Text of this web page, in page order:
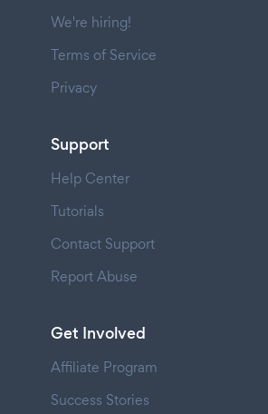
We're hiring!
Terms of Service
Privacy
Support
Help Center
Tutorials
Contact Support
Report Abuse
Get Involved
Affiliate Program
Success Stories